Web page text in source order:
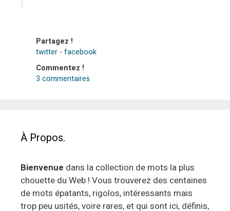
Partagez !
twitter - facebook
Commentez !
3 commentaires
À Propos.
Bienvenue dans la collection de mots la plus
chouette du Web ! Vous trouverez des centaines
de mots épatants, rigolos, intéressants mais
trop peu usités, voire rares, et qui sont ici, définis,